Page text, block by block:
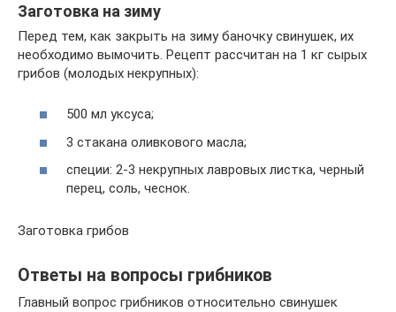
Заготовка на зиму
Перед тем, как закрыть на зиму баночку свинушек, их
необходимо вымочить. Рецепт рассчитан на 1 кг сырых
грибов (молодых некрупных):
500 мл уксуса;
3 стакана оливкового масла;
специи: 2-3 некрупных лавровых листка, черный
перец, соль, чеснок.
Заготовка грибов
Ответы на вопросы грибников
Главный вопрос грибников относительно свинушек